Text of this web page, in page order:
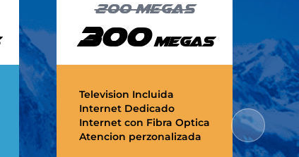
200megas
300megas
Television Incluida
Internet Dedicado
Internet con Fibra Optica
Atencion perzonalizada